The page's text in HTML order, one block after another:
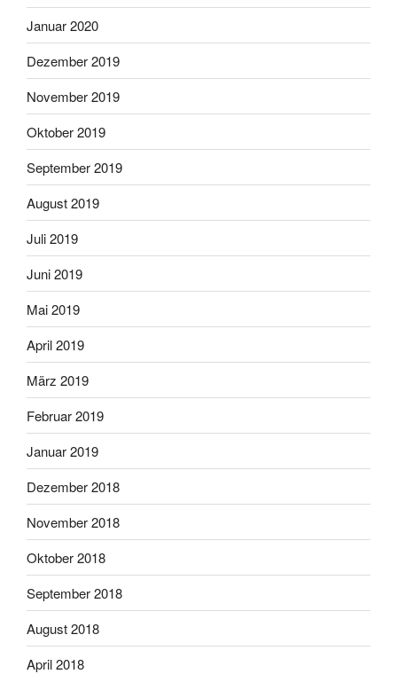
Januar 2020
Dezember 2019
November 2019
Oktober 2019
September 2019
August 2019
Juli 2019
Juni 2019
Mai 2019
April 2019
März 2019
Februar 2019
Januar 2019
Dezember 2018
November 2018
Oktober 2018
September 2018
August 2018
April 2018